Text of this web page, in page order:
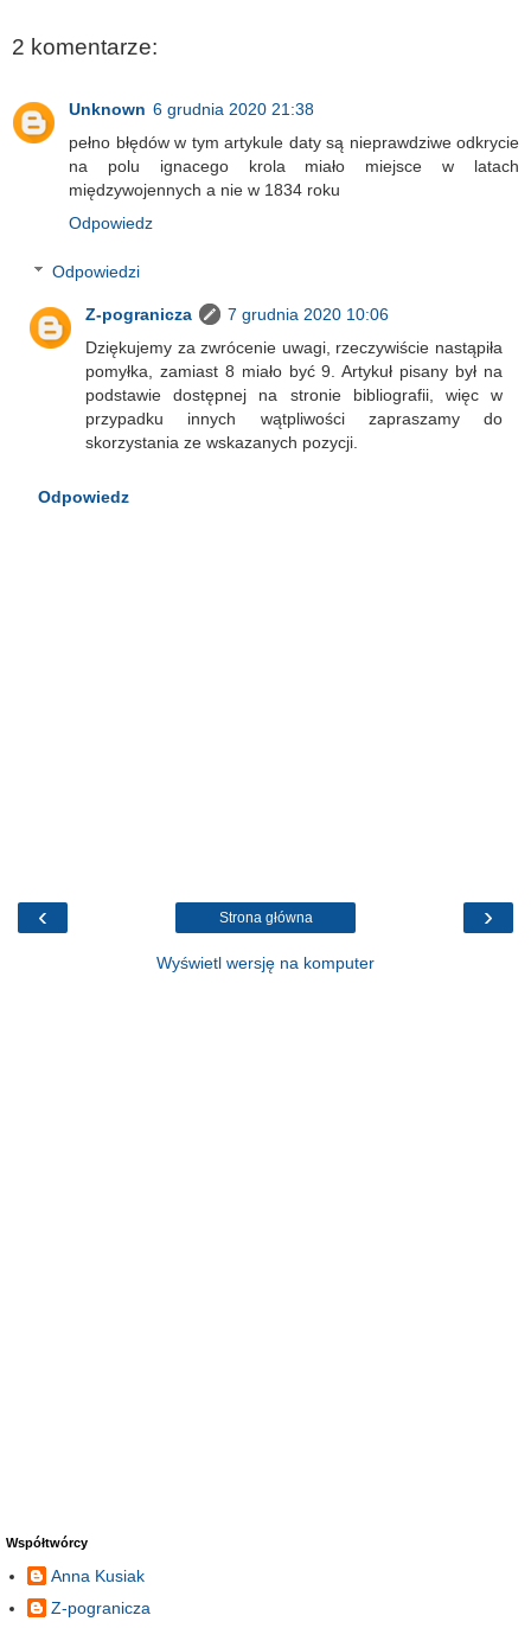
2 komentarze:
Unknown 6 grudnia 2020 21:38
pełno błędów w tym artykule daty są nieprawdziwe odkrycie
na polu ignacego krola miało miejsce w latach
międzywojennych a nie w 1834 roku
Odpowiedz
Odpowiedzi
Z-pogranicza
7 grudnia 2020 10:06
Dziękujemy za zwrócenie uwagi, rzeczywiście nastąpiła
pomyłka, zamiast 8 miało być 9. Artykuł pisany był na
podstawie dostępnej na stronie bibliografii, więc w
przypadku innych wątpliwości zapraszamy do
skorzystania ze wskazanych pozycji.
Odpowiedz
‹ ›
Strona główna
Wyświetl wersję na komputer
Współtwórcy
Anna Kusiak
Z-pogranicza